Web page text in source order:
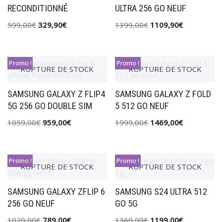
RECONDITIONNÉ
599,00€ 329,90€
ULTRA 256 GO NEUF
1399,00€ 1109,90€
RUPTURE DE STOCK
Promo !
SAMSUNG GALAXY Z FLIP4
5G 256 GO DOUBLE SIM
1059,00€ 959,00€
RUPTURE DE STOCK
Promo !
SAMSUNG GALAXY Z FOLD
5 512 GO NEUF
1999,00€ 1469,00€
RUPTURE DE STOCK
Promo !
SAMSUNG GALAXY ZFLIP 6
256 GO NEUF
1029,00€ 789,00€
RUPTURE DE STOCK
Promo !
SAMSUNG S24 ULTRA 512
GO 5G
1369,99€ 1199,00€